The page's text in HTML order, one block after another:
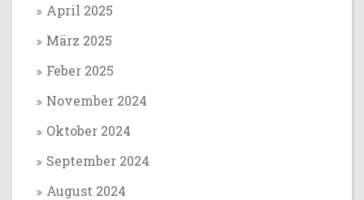
April 2025
März 2025
Feber 2025
November 2024
Oktober 2024
September 2024
August 2024